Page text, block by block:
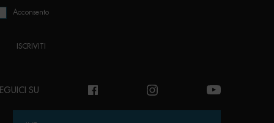
Acconsento
ISCRIVITI
SU